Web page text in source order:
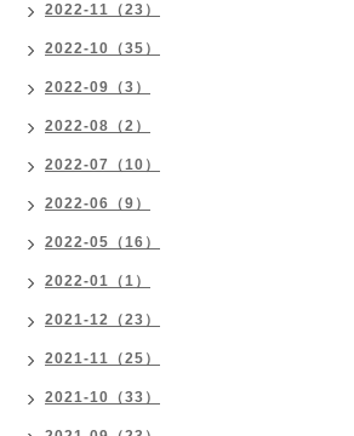
2022-11（23）
2022-10（35）
2022-09（3）
2022-08（2）
2022-07（10）
2022-06（9）
2022-05（16）
2022-01（1）
2021-12（23）
2021-11（25）
2021-10（33）